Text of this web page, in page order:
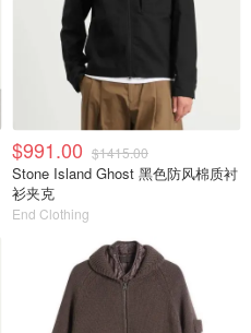
$991.00 $1415.00
Stone Island Ghost 黑色防风棉质衬
衫夹克
End Clothing